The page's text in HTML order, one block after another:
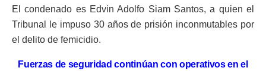
El condenado es Edvin Adolfo Siam Santos, a quien el
Tribunal le impuso 30 años de prisión inconmutables por
el delito de femicidio.
Fuerzas de seguridad continúan con operativos en el